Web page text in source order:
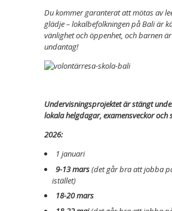
Du kommer garanterat att mötas av
glädje – lokalbefolkningen på Bali är
vänlighet och öppenhet, och barnen
undantag!
Undervisningsprojektet är stängt
lokala helgdagar, examensveckor och
2026:
1 januari
9-13 mars(det går bra att jobba
istället)
18-20 mars